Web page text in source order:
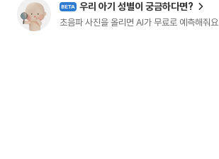
BETA 우리 아기 성별이 궁금하다면?
초음파 사진을 올리면 AI가 무료로 예측해줘요